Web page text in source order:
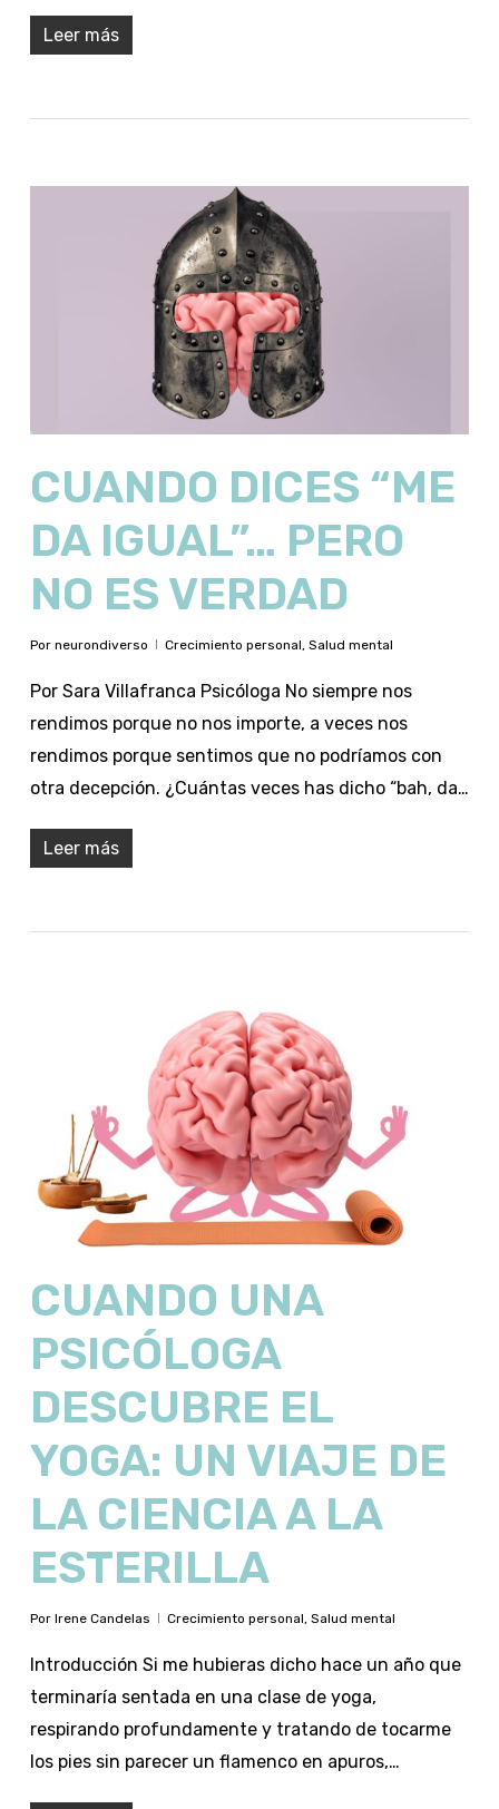
Leer más
CUANDO DICES “ME
DA IGUAL”… PERO
NO ES VERDAD
Por neurondiverso Crecimiento personal, Salud mental
Por Sara Villafranca Psicóloga No siempre nos
rendimos porque no nos importe, a veces nos
rendimos porque sentimos que no podríamos con
otra decepción. ¿Cuántas veces has dicho “bah, da…
Leer más
CUANDO UNA
PSICÓLOGA
DESCUBRE EL
YOGA: UN VIAJE DE
LA CIENCIA A LA
ESTERILLA
Por Irene Candelas Crecimiento personal, Salud mental
Introducción Si me hubieras dicho hace un año que
terminaría sentada en una clase de yoga,
respirando profundamente y tratando de tocarme
los pies sin parecer un flamenco en apuros,…